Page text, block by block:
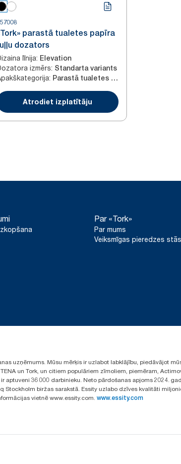
parastā tualetes papīra
dozators
līnija: Elevation
izmērs: Standarta variants
: Parastā tualetes papīra ruļļi
Atrodiet izplatītāju
Par «Tork»
Par mums
Veiksmīgas pieredzes
uzņēmums. Mūsu mērķis ir uzlabot labklājību, piedāvājot
un Tork, un citiem populāriem zīmoliem, piemēram,
aptuveni 36 000 darbinieku. Neto pārdošanas apjoms 2024.
biržas sarakstā. Essity uzlabo dzīves kvalitāti
vietnē www.essity.com. www.essity.com